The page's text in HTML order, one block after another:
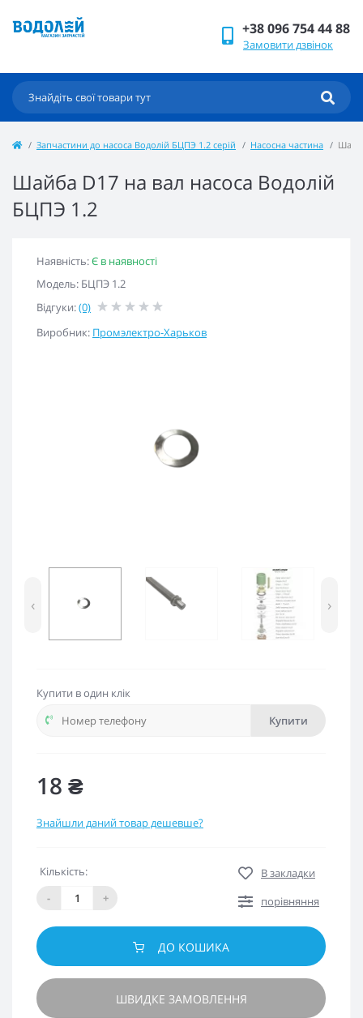
+38 096 754 44 88
Замовити дзвінок
Запчастини до насоса Водолій БЦПЭ 1.2 серій Насосна частина
Шайба D17 на вал насоса Водолій
БЦПЭ 1.2
Наявність:Є в наявності
Модель: БЦПЭ 1.2
Відгуки:(0)
Виробник: Промэлектро-Харьков
‹ ›
Купити в один клік
Купити
18 ₴
Знайшли даний товар дешевше?
Кількість:
-
+
В закладки
порівняння
ДО КОШИКА
ШВИДКЕ ЗАМОВЛЕННЯ